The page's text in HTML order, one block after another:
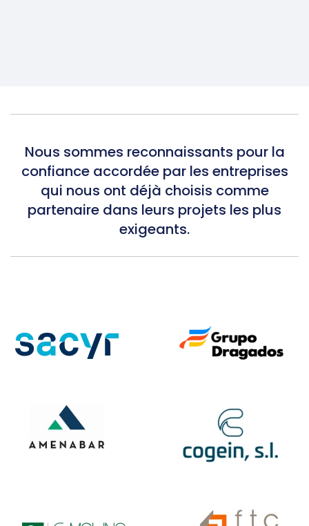
Nous sommes reconnaissants pour la
confiance accordée par les entreprises
qui nous ont déjà choisis comme
partenaire dans leurs projets les plus
exigeants.